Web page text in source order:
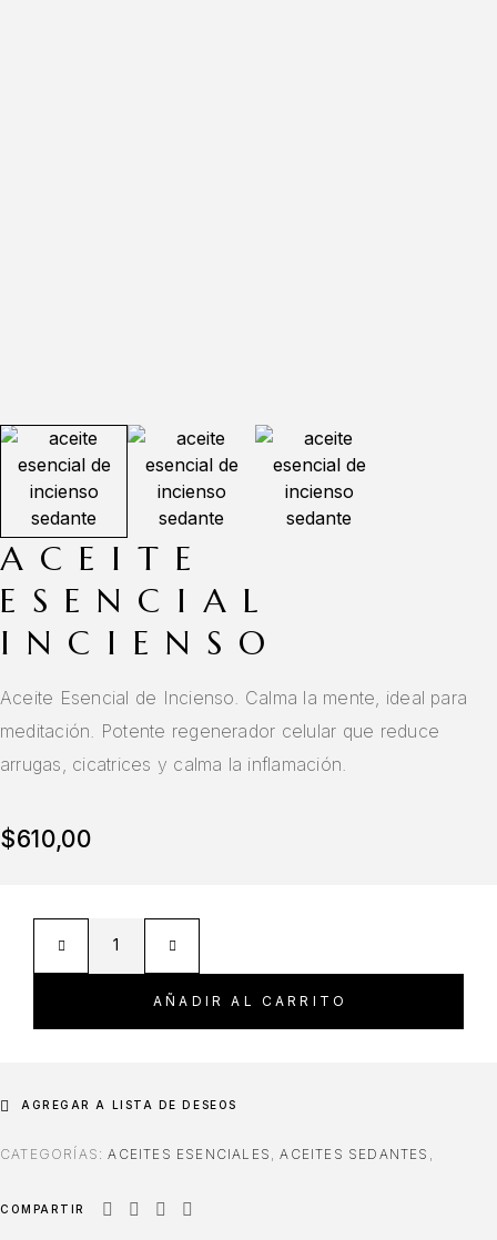
ACEITE
ESENCIAL
INCIENSO
Aceite Esencial de Incienso. Calma la mente, ideal para
meditación. Potente regenerador celular que reduce
arrugas, cicatrices y calma la inflamación.
$610,00
AÑADIR AL CARRITO
AGREGAR A LISTA DE DESEOS
CATEGORÍAS:ACEITES ESENCIALES ,ACEITES SEDANTES
COMPARTIR